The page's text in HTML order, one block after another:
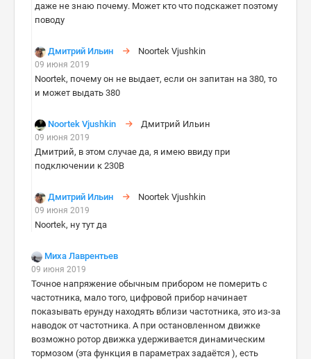
даже не знаю почему. Может кто что подскажет поэтому
поводу
Дмитрий Ильин Noortek Vjushkin
09 июня 2019
Noortek, почему он не выдает, если он запитан на 380, то
и может выдать 380
Noortek Vjushkin Дмитрий Ильин
09 июня 2019
Дмитрий, в этом случае да, я имею ввиду при
подключении к 230В
Дмитрий Ильин Noortek Vjushkin
09 июня 2019
Noortek, ну тут да
Миха Лаврентьев
09 июня 2019
Точное напряжение обычным прибором не померить с
частотника, мало того, цифровой прибор начинает
показывать ерунду находять вблизи частотника, это из-за
наводок от частотника. А при остановленном движке
возможно ротор движка удерживается динамическим
тормозом (эта функция в параметрах задаётся ), есть